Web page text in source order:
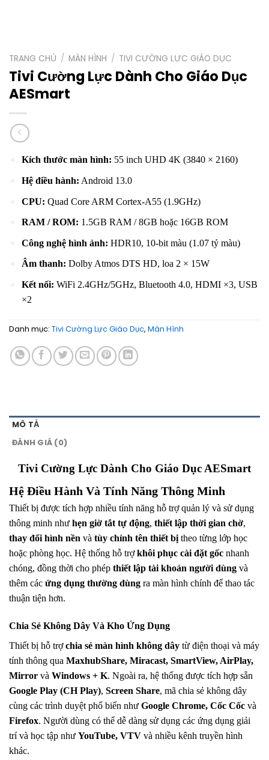
TRANG CHỦ / MÀN HÌNH / TIVI CƯỜNG LỰC GIÁO DỤC
Tivi Cường Lực Dành Cho Giáo Dục
AESmart
Kích thước màn hình: 55 inch UHD 4K (3840 × 2160)
Hệ điều hành: Android 13.0
CPU: Quad Core ARM Cortex-A55 (1.9GHz)
RAM / ROM: 1.5GB RAM / 8GB hoặc 16GB ROM
Công nghệ hình ảnh: HDR10, 10-bit màu (1.07 tỷ màu)
Âm thanh: Dolby Atmos DTS HD, loa 2 × 15W
Kết nối: WiFi 2.4GHz/5GHz, Bluetooth 4.0, HDMI ×3, USB
×2
Danh mục: Tivi Cường Lực Giáo Dục, Màn Hình
MÔ TẢ
ĐÁNH GIÁ (0)
Tivi Cường Lực Dành Cho Giáo Dục AESmart
Hệ Điều Hành Và Tính Năng Thông Minh
Thiết bị được tích hợp nhiều tính năng hỗ trợ quản lý và sử dụng
thông minh như hẹn giờ tắt tự động, thiết lập thời gian chờ,
thay đổi hình nền và tùy chỉnh tên thiết bị theo từng lớp học
hoặc phòng học. Hệ thống hỗ trợkhôi phục cài đặt gốc nhanh
chóng, đồng thời cho phép thiết lập tài khoản người dùng và
thêm các ứng dụng thường dùng ra màn hình chính để thao tác
thuận tiện hơn.
Chia Sẻ Không Dây Và Kho Ứng Dụng
Thiết bị hỗ trợchia sẻ màn hình không dây từ điện thoại và máy
tính thông qua MaxhubShare, Miracast, SmartView, AirPlay,
Mirror và Windows + K. Ngoài ra, hệ thống được tích hợp sẵn
Google Play (CH Play), Screen Share, mã chia sẻ không dây
cùng các trình duyệt phổ biến như Google Chrome, Cốc Cốc và
Firefox. Người dùng có thể dễ dàng sử dụng các ứng dụng giải
trí và học tập như YouTube, VTV và nhiều kênh truyền hình
khác.